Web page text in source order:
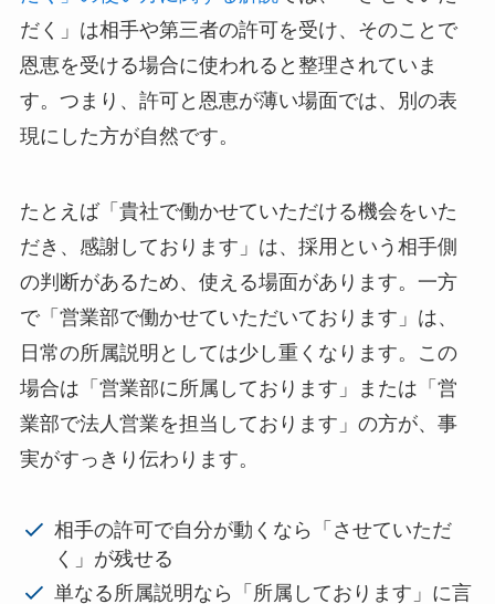
だく」は相手や第三者の許可を受け、そのことで
恩恵を受ける場合に使われると整理されていま
す。つまり、許可と恩恵が薄い場面では、別の表
現にした方が自然です。
たとえば「貴社で働かせていただける機会をいた
だき、感謝しております」は、採用という相手側
の判断があるため、使える場面があります。一方
で「営業部で働かせていただいております」は、
日常の所属説明としては少し重くなります。この
場合は「営業部に所属しております」または「営
業部で法人営業を担当しております」の方が、事
実がすっきり伝わります。
相手の許可で自分が動くなら「させていただ
く」が残せる
単なる所属説明なら「所属しております」に言